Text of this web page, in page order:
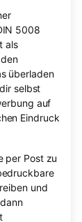
5008
als
überladen
selbst
auf
Eindruck
per Post zu
und